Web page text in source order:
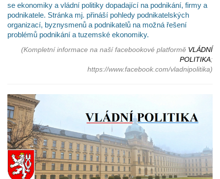
se ekonomiky a vládní politiky dopadající na podnikání, firmy a
podnikatele. Stránka mj. přináší pohledy podnikatelských
organizací, byznysmenů a podnikatelů na možná řešení
problémů podnikání a tuzemské ekonomiky.
(Kompletní informace na naší facebookové platformě VLÁDNÍ
POLITIKA;
https://www.facebook.com/vladnipolitika)